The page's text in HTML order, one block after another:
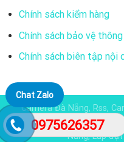
Vỏ nhựa
Chính sách kiểm hàng
Chính sách bảo vệ
Chính sách biên tập nội
Camera Đà Nẵng, Rss,
Dahua đà nẵng, Camera
Nẵng, Lắp
Chat Zalo
0975626357